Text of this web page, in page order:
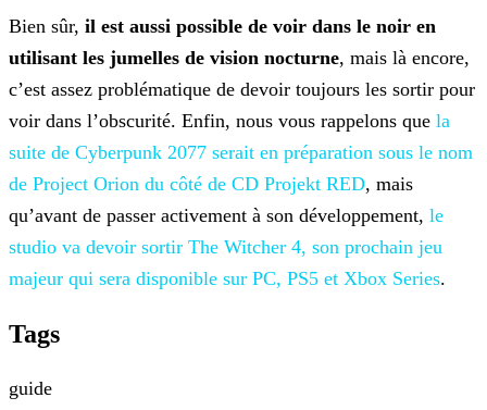
Bien sûr, il est aussi possible de voir dans le noir en
utilisant les jumelles de vision nocturne, mais là encore,
c’est assez problématique de devoir toujours les sortir pour
voir dans l’obscurité. Enfin, nous vous rappelons que la
suite de Cyberpunk 2077 serait en préparation sous le nom
de Project Orion du côté de CD Projekt RED, mais
qu’avant de passer activement à son développement, le
studio va devoir sortir The Witcher 4, son prochain jeu
majeur qui sera disponible sur PC, PS5 et Xbox Series.
Tags
guide